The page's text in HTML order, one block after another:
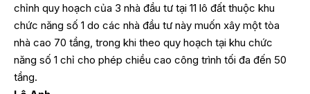
chỉnh quy hoạch của 3 nhà đầu tư tại 11 lô đất thuộc khu
chức năng số 1 do các nhà đầu tư này muốn xây một tòa
nhà cao 70 tầng, trong khi theo quy hoạch tại khu chức
năng số 1 chỉ cho phép chiều cao công trình tối đa đến 50
tầng.